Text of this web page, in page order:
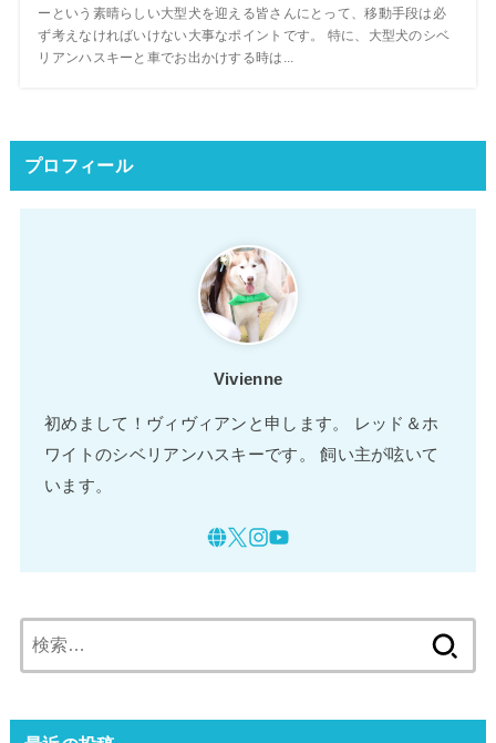
ーという素晴らしい大型犬を迎える皆さんにとって、移動手段は必
ず考えなければいけない大事なポイントです。 特に、大型犬のシベ
リアンハスキーと車でお出かけする時は...
プロフィール
Vivienne
初めまして！ヴィヴィアンと申します。 レッド＆ホ
ワイトのシベリアンハスキーです。 飼い主が呟いて
います。
索: